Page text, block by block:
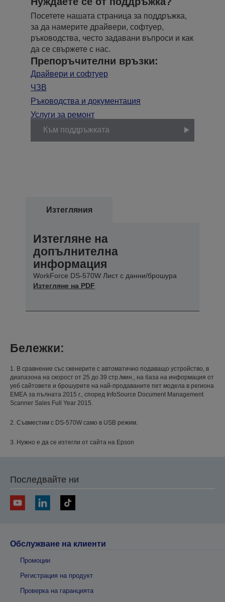
Посетете нашата страница за поддръжка,
за да намерите драйвери, софтуер,
ръководства, често задавани въпроси и как
да се свържете с нас.
Препоръчителни връзки:
Драйвери и софтуер
ЧЗВ
Ръководства и документация
Услуги за ремонт
Към поддръжката
Изтегляния
Изтегляне на
допълнителна
информация
WorkForce DS-570W Лист с данни/брошура
Изтегляне на PDF
Бележки:
1. В сравнение със скенерите с автоматично подаващо устройство, в
диапазона на скорост от 25 до 39 стр./мин., на база на информация от
уеб сайтовете и брошурите на най-продаваните пет модела в региона
ЕМЕА за пълната 2015 г., според InfoSource Document Management
Scanner Sales Full Year 2015.
2. Съвместим с DS-570W само в USB режим.
3. Нужно е да се изтегли от сайта на Epson
Последвайте ни
Обслужване на клиенти
Промоции
Регистрация на продукт
Проверка на гаранцията